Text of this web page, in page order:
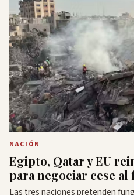
NACIÓN
Egipto, Qatar y EU
para negociar cese al
Las tres naciones pretenden